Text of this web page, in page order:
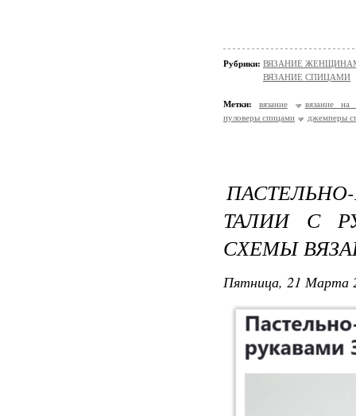
Рубрики: ВЯЗАНИЕ ЖЕНЩИНАМ/
ВЯЗАНИЕ СПИЦАМИ
Метки: вязание
вязание на
пуловеры спицами
джемперы
ТАЛИИ С
СХЕМЫ
Пятница, 21 Марта